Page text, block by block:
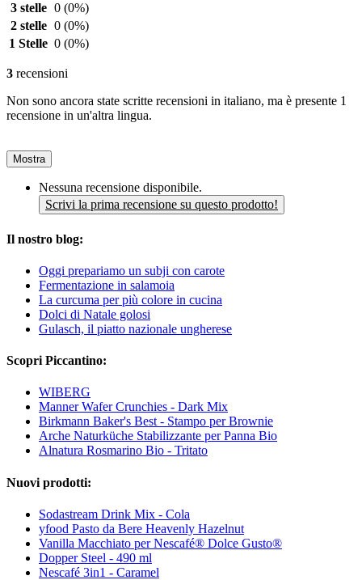
3 stelle 0 (0%)
2 stelle 0 (0%)
1 Stelle 0 (0%)
3 recensioni
Non sono ancora state scritte recensioni in italiano, ma è presente 1
recensione in un'altra lingua.
Mostra
Nessuna recensione disponibile.
Scrivi la prima recensione su questo prodotto!
Il nostro blog:
Oggi prepariamo un subji con carote
Fermentazione in salamoia
La curcuma per più colore in cucina
Dolci di Natale golosi
Gulasch, il piatto nazionale ungherese
Scopri Piccantino:
WIBERG
Manner Wafer Crunchies - Dark Mix
Birkmann Baker's Best - Stampo per Brownie
Arche Naturküche Stabilizzante per Panna Bio
Alnatura Rosmarino Bio - Tritato
Nuovi prodotti:
Sodastream Drink Mix - Cola
yfood Pasto da Bere Heavenly Hazelnut
Vanilla Macchiato per Nescafé® Dolce Gusto®
Dopper Steel - 490 ml
Nescafé 3in1 - Caramel